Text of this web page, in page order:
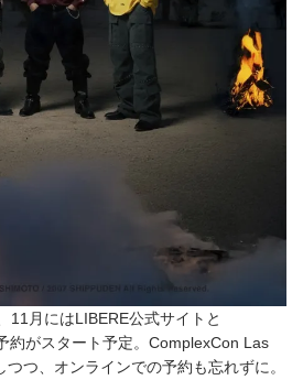
11月にはLIBERE公式サイトと
約がスタート予定。ComplexCon Las
つ、オンラインでの予約も忘れずに。